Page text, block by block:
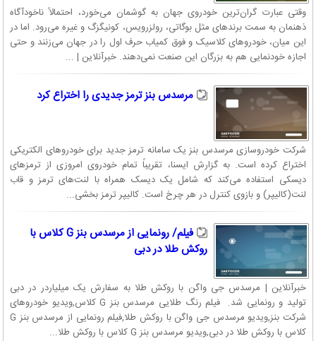
وقتی عبارت گران‌ترین خودروی جهان به گوشمان می‌خورد، احتمالاً ناخودآگاه
ذهنمان به سمت برندهای مثل بوگاتی، رولزرویس، کونیگزگ و غیره می‌رود. اما در
این میان، خودروهای کلاسیک و فوق کمیاب حرف اول را در جهان می‌زنند و حتی
اجازه خودنمایی هم به بزرگان این صنعت نمی‌دهند. خبرآنلاین | ...
مرسدس بنز ترمز جدیدی را اختراع کرد
شرکت خودروسازی مرسدس بنز یک سامانه ترمز جدید برای خودروهای الکتریکی
اختراع کرده است. به گزارش ایسنا، تقریباً تمام خودروی امروزی از ترمزهای
دیسکی استفاده می‌کند که شامل یک دیسک همراه با لنت‌های ترمز و قاب
لنت(کالیپر) و بازوی کنترل در هر چرخ است. کالیپر ترمز بخشی...
فیلم/ رونمایی از مرسدس بنز G کلاس با
روکش طلا در دبی
خبرآنلاین | مرسدس جی واگن با روکش طلا به سفارش یک میلیاردر در دبی
تولید و رونمایی شد. فیلم رنگ طلایی مرسدس بنز G کلاس,ویدیو خودروهای
شرکت بنز,ویدیو مرسدس جی واگن با روکش طلا,فیلم رونمایی از مرسدس بنز G
کلاس با روکش طلا در دبی,ویدیو مرسدس بنز G کلاس با روکش طلا...